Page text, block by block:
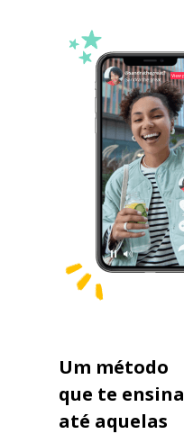
Um método
que te ensina
até aquelas